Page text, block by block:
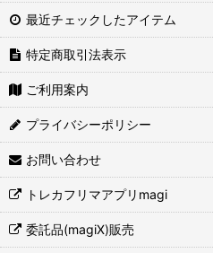
最近チェックしたアイテム
特定商取引法表示
ご利用案内
プライバシーポリシー
お問い合わせ
トレカフリマアプリmagi
委託品(magiX)販売